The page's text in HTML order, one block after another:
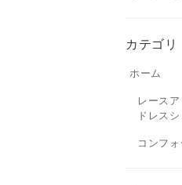
カテゴリ
ホーム
レース
ドレス
コンフ